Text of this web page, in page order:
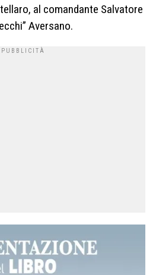
al comandante Salvatore
Aversano.